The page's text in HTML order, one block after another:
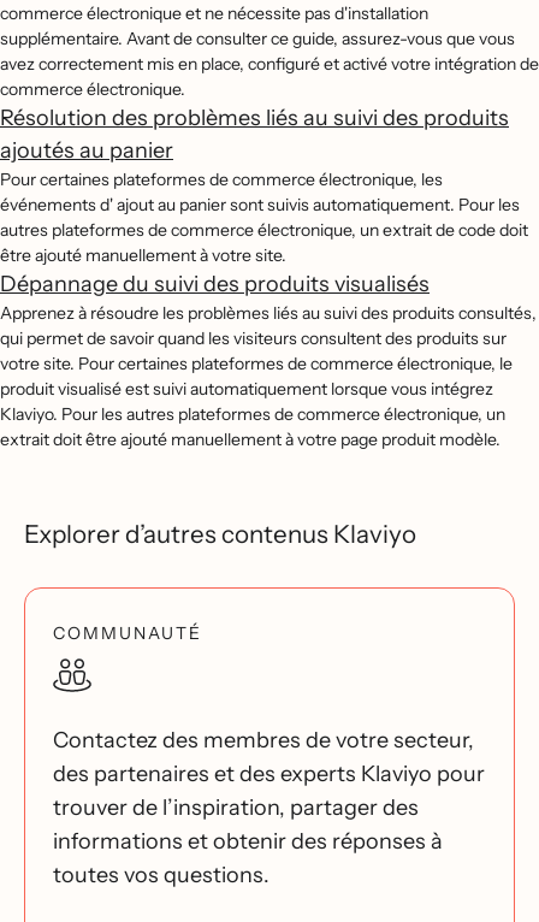
commerce électronique et ne nécessite pas d'installation
supplémentaire. Avant de consulter ce guide, assurez-vous que vous
avez correctement mis en place, configuré et activé votre intégration de
commerce électronique.
Résolution des problèmes liés au suivi des produits
ajoutés au panier
Pour certaines plateformes de commerce électronique, les
événements d' ajout au panier sont suivis automatiquement. Pour les
autres plateformes de commerce électronique, un extrait de code doit
être ajouté manuellement à votre site.
Dépannage du suivi des produits visualisés
Apprenez à résoudre les problèmes liés au suivi des produits consultés,
qui permet de savoir quand les visiteurs consultent des produits sur
votre site. Pour certaines plateformes de commerce électronique, le
produit visualisé est suivi automatiquement lorsque vous intégrez
Klaviyo. Pour les autres plateformes de commerce électronique, un
extrait doit être ajouté manuellement à votre page produit modèle.
Explorer d’autres contenus Klaviyo
COMMUNAUTÉ
Contactez des membres de votre secteur,
des partenaires et des experts Klaviyo pour
trouver de l’inspiration, partager des
informations et obtenir des réponses à
toutes vos questions.